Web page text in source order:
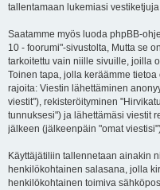
tallentamaan lukemiasi
Saatamme myös luoda phpBB-
10 - foorumi"-sivustolta, Mutta se
tarkoitettu vain niille sivuille, joilla
Toinen tapa, jolla keräämme
rajoita: Viestin lähettäminen
viestit"), rekisteröityminen
tunnuksesi") ja lähettämäsi viestit
jälkeen (jälkeenpäin "omat
Käyttäjätiliin tallennetaan ainakin
henkilökohtainen salasana, jolla
henkilökohtainen toimiva